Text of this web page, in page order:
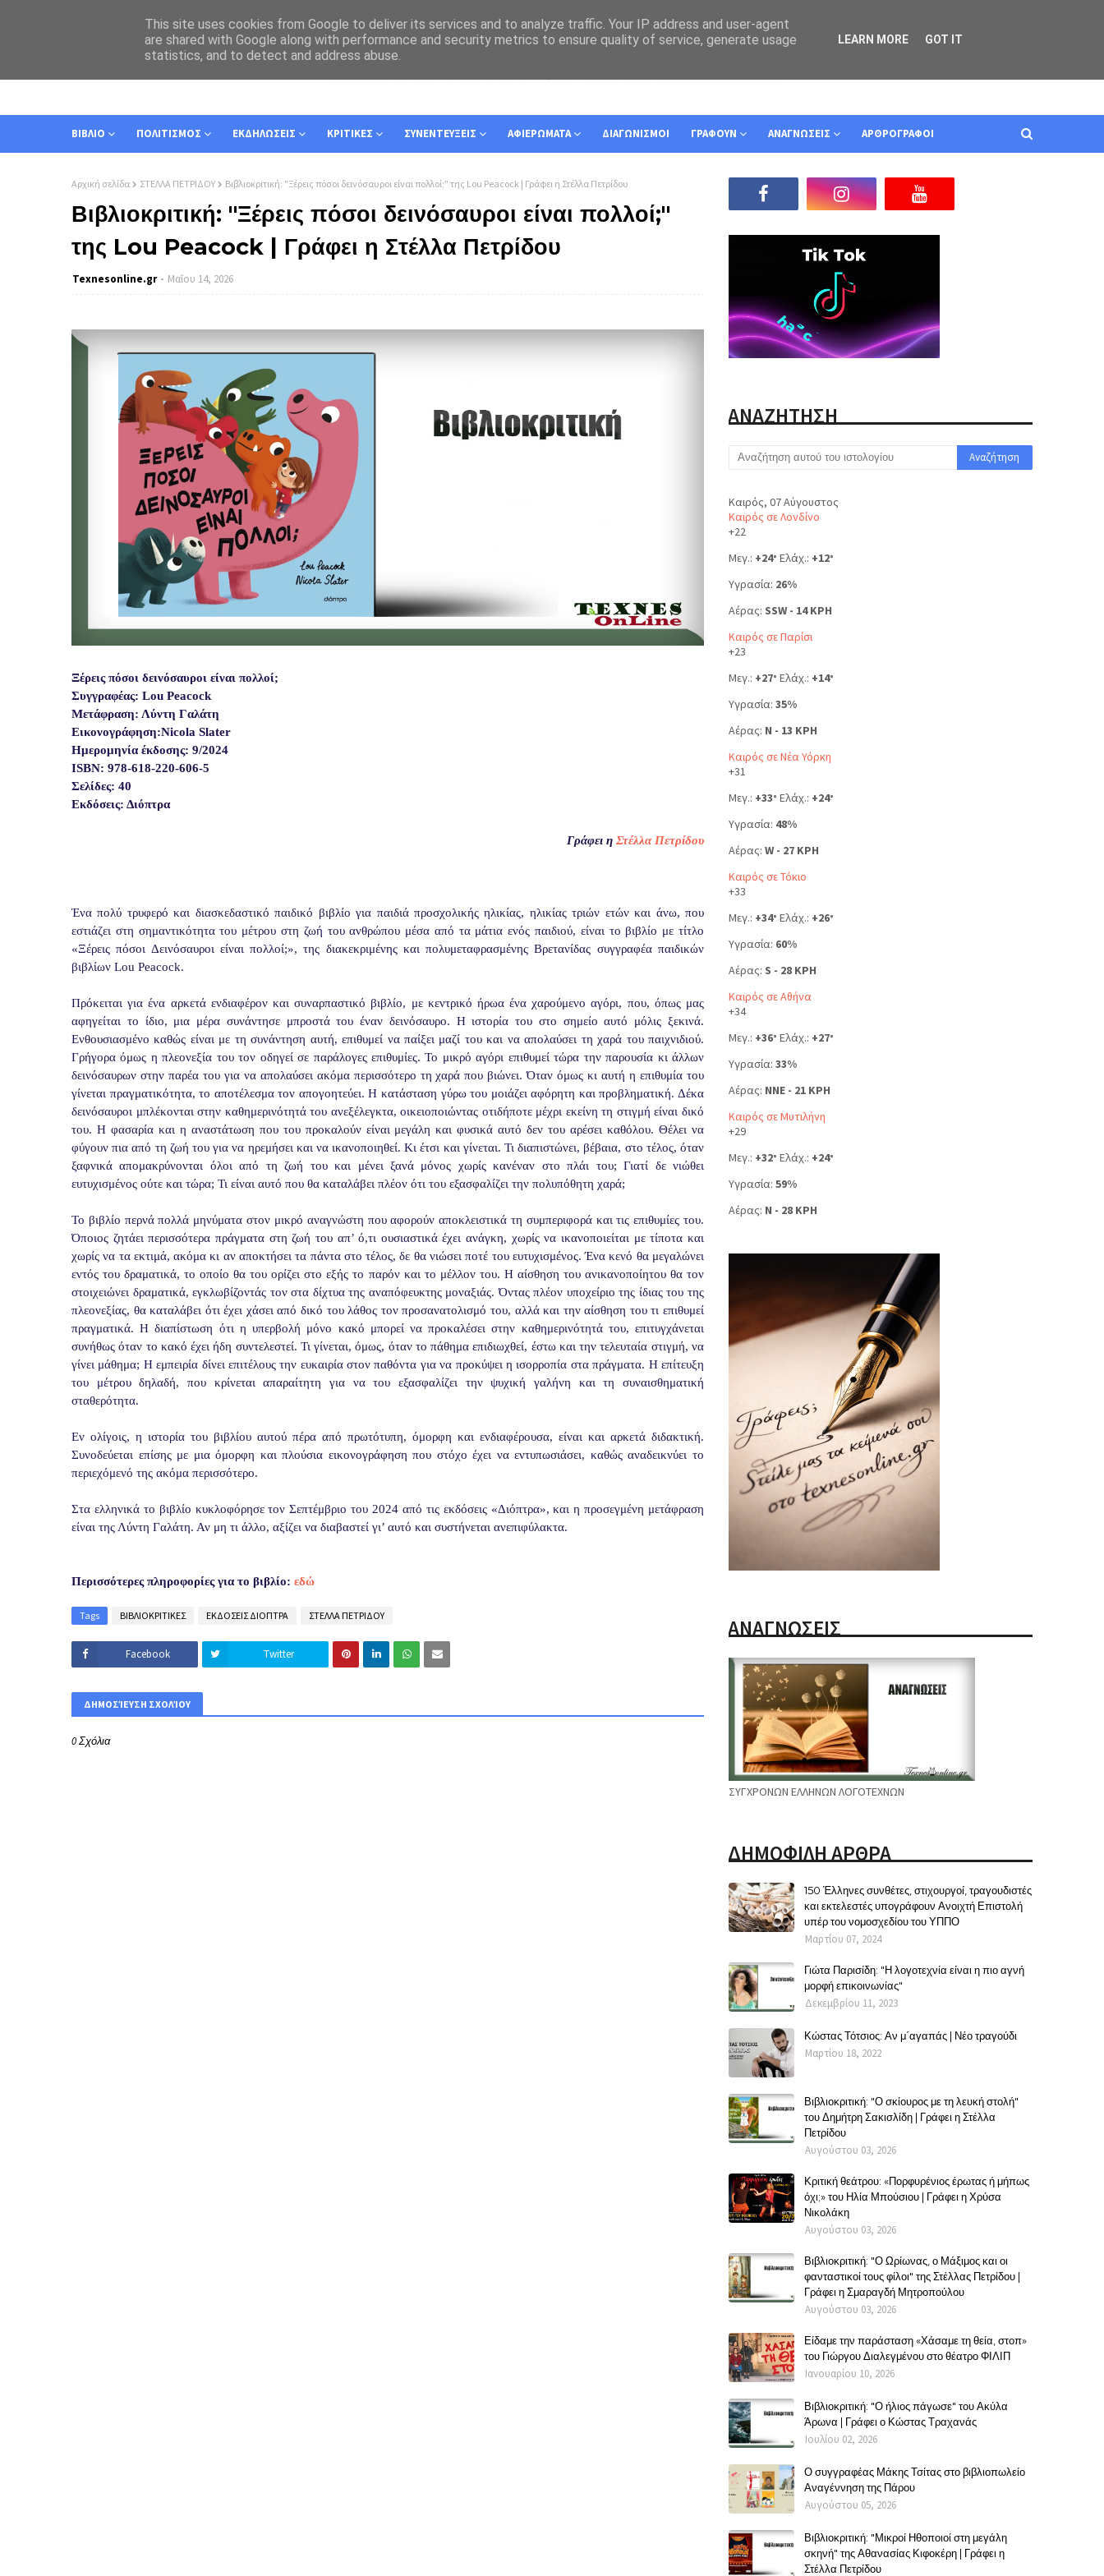
ΣΧΕΤΙΚΑ ΕΠΙΚΟΙΝΩΝΙΑ
ΒΙΒΛΙΟ ΠΟΛΙΤΙΣΜΟΣ ΕΚΔΗΛΩΣΕΙΣ ΚΡΙΤΙΚΕΣ ΣΥΝΕΝΤΕΥΞΕΙΣ ΑΦΙΕΡΩΜΑΤΑ ΔΙΑΓΩΝΙΣΜΟΙ ΓΡΑΦΟΥΝ ΑΝΑΓΝΩΣΕΙΣ ΑΡΘΡΟΓΡΑΦΟΙ
Αρχική σελίδα ΣΤΕΛΛΑ ΠΕΤΡΙΔΟΥ Βιβλιοκριτική: "Ξέρεις πόσοι δεινόσαυροι είναι πολλοί;" της Lou Peacock | Γράφει η Στέλλα Πετρίδου
Βιβλιοκριτική: "Ξέρεις πόσοι δεινόσαυροι είναι πολλοί;"
της Lou Peacock | Γράφει η Στέλλα Πετρίδου
Texnesοnline.gr Μαΐου 14, 2026
Ξέρεις πόσοι δεινόσαυροι είναι πολλοί;
Συγγραφέας: Lou Peacock
Μετάφραση: Λύντη Γαλάτη
Εικονογράφηση:Nicola Slater
Ημερομηνία έκδοσης: 9/2024
ISBN: 978-618-220-606-5
Σελίδες: 40
Εκδόσεις: Διόπτρα
Γράφει η Στέλλα Πετρίδου
Ένα πολύ τρυφερό και διασκεδαστικό παιδικό βιβλίο για παιδιά προσχολικής ηλικίας, ηλικίας τριών ετών και άνω, που
εστιάζει στη σημαντικότητα του μέτρου στη ζωή του ανθρώπου μέσα από τα μάτια ενός παιδιού, είναι το βιβλίο με τίτλο
«Ξέρεις πόσοι Δεινόσαυροι είναι πολλοί;», της διακεκριμένης και πολυμεταφρασμένης Βρετανίδας συγγραφέα παιδικών
βιβλίων Lou Peacock.
Πρόκειται για ένα αρκετά ενδιαφέρον και συναρπαστικό βιβλίο, με κεντρικό ήρωα ένα χαρούμενο αγόρι, που, όπως μας
αφηγείται το ίδιο, μια μέρα συνάντησε μπροστά του έναν δεινόσαυρο. Η ιστορία του στο σημείο αυτό μόλις ξεκινά.
Ενθουσιασμένο καθώς είναι με τη συνάντηση αυτή, επιθυμεί να παίξει μαζί του και να απολαύσει τη χαρά του παιχνιδιού.
Γρήγορα όμως η πλεονεξία του τον οδηγεί σε παράλογες επιθυμίες. Το μικρό αγόρι επιθυμεί τώρα την παρουσία κι άλλων
δεινόσαυρων στην παρέα του για να απολαύσει ακόμα περισσότερο τη χαρά που βιώνει. Όταν όμως κι αυτή η επιθυμία του
γίνεται πραγματικότητα, το αποτέλεσμα τον απογοητεύει. Η κατάσταση γύρω του μοιάζει αφόρητη και προβληματική. Δέκα
δεινόσαυροι μπλέκονται στην καθημερινότητά του ανεξέλεγκτα, οικειοποιώντας οτιδήποτε μέχρι εκείνη τη στιγμή είναι δικό
του. Η φασαρία και η αναστάτωση που του προκαλούν είναι μεγάλη και φυσικά αυτό δεν του αρέσει καθόλου. Θέλει να
φύγουν πια από τη ζωή του για να ηρεμήσει και να ικανοποιηθεί. Κι έτσι και γίνεται. Τι διαπιστώνει, βέβαια, στο τέλος, όταν
ξαφνικά απομακρύνονται όλοι από τη ζωή του και μένει ξανά μόνος χωρίς κανέναν στο πλάι του; Γιατί δε νιώθει
ευτυχισμένος ούτε και τώρα; Τι είναι αυτό που θα καταλάβει πλέον ότι του εξασφαλίζει την πολυπόθητη χαρά;
Το βιβλίο περνά πολλά μηνύματα στον μικρό αναγνώστη που αφορούν αποκλειστικά τη συμπεριφορά και τις επιθυμίες του.
Όποιος ζητάει περισσότερα πράγματα στη ζωή του απ’ ό,τι ουσιαστικά έχει ανάγκη, χωρίς να ικανοποιείται με τίποτα και
χωρίς να τα εκτιμά, ακόμα κι αν αποκτήσει τα πάντα στο τέλος, δε θα νιώσει ποτέ του ευτυχισμένος. Ένα κενό θα μεγαλώνει
εντός του δραματικά, το οποίο θα του ορίζει στο εξής το παρόν και το μέλλον του. Η αίσθηση του ανικανοποίητου θα τον
στοιχειώνει δραματικά, εγκλωβίζοντάς τον στα δίχτυα της αναπόφευκτης μοναξιάς. Όντας πλέον υποχείριο της ίδιας του της
πλεονεξίας, θα καταλάβει ότι έχει χάσει από δικό του λάθος τον προσανατολισμό του, αλλά και την αίσθηση του τι επιθυμεί
πραγματικά. Η διαπίστωση ότι η υπερβολή μόνο κακό μπορεί να προκαλέσει στην καθημερινότητά του, επιτυγχάνεται
συνήθως όταν το κακό έχει ήδη συντελεστεί. Τι γίνεται, όμως, όταν το πάθημα επιδιωχθεί, έστω και την τελευταία στιγμή, να
γίνει μάθημα; Η εμπειρία δίνει επιτέλους την ευκαιρία στον παθόντα για να προκύψει η ισορροπία στα πράγματα. Η επίτευξη
του μέτρου δηλαδή, που κρίνεται απαραίτητη για να του εξασφαλίζει την ψυχική γαλήνη και τη συναισθηματική
σταθερότητα.
Εν ολίγοις, η ιστορία του βιβλίου αυτού πέρα από πρωτότυπη, όμορφη και ενδιαφέρουσα, είναι και αρκετά διδακτική.
Συνοδεύεται επίσης με μια όμορφη και πλούσια εικονογράφηση που στόχο έχει να εντυπωσιάσει, καθώς αναδεικνύει το
περιεχόμενό της ακόμα περισσότερο.
Στα ελληνικά το βιβλίο κυκλοφόρησε τον Σεπτέμβριο του 2024 από τις εκδόσεις «Διόπτρα», και η προσεγμένη μετάφραση
είναι της Λύντη Γαλάτη. Αν μη τι άλλο, αξίζει να διαβαστεί γι’ αυτό και συστήνεται ανεπιφύλακτα.
Περισσότερες πληροφορίες για το βιβλίο: εδώ
Tags ΒΙΒΛΙΟΚΡΙΤΙΚΕΣ ΕΚΔΟΣΕΙΣ ΔΙΟΠΤΡΑ ΣΤΕΛΛΑ ΠΕΤΡΙΔΟΥ
Facebook Twitter
ΔΗΜΟΣΊΕΥΣΗ ΣΧΟΛΊΟΥ
0 Σχόλια
ΑΝΑΖΗΤΗΣΗ
Καιρός, 07 Αύγουστος
Καιρός σε Λονδίνο
+22
Μεγ.: +24° Ελάχ.: +12°
Υγρασία: 26%
Αέρας: SSW - 14 KPH
Καιρός σε Παρίσι
+23
Μεγ.: +27° Ελάχ.: +14°
Υγρασία: 35%
Αέρας: N - 13 KPH
Καιρός σε Νέα Υόρκη
+31
Μεγ.: +33° Ελάχ.: +24°
Υγρασία: 48%
Αέρας: W - 27 KPH
Καιρός σε Τόκιο
+33
Μεγ.: +34° Ελάχ.: +26°
Υγρασία: 60%
Αέρας: S - 28 KPH
Καιρός σε Αθήνα
+34
Μεγ.: +36° Ελάχ.: +27°
Υγρασία: 33%
Αέρας: NNE - 21 KPH
Καιρός σε Μυτιλήνη
+29
Μεγ.: +32° Ελάχ.: +24°
Υγρασία: 59%
Αέρας: N - 28 KPH
ΑΝΑΓΝΩΣΕΙΣ
ΣΥΓΧΡΟΝΩΝ ΕΛΛΗΝΩΝ ΛΟΓΟΤΕΧΝΩΝ
ΔΗΜΟΦΙΛΗ ΑΡΘΡΑ
150 Έλληνες συνθέτες, στιχουργοί, τραγουδιστές
και εκτελεστές υπογράφουν Ανοιχτή Επιστολή
υπέρ του νομοσχεδίου του ΥΠΠΟ
Μαρτίου 07, 2024
Γιώτα Παρισίδη: "Η λογοτεχνία είναι η πιο αγνή
μορφή επικοινωνίας"
Δεκεμβρίου 11, 2023
Κώστας Τότσιος: Αν μ΄αγαπάς | Νέο τραγούδι
Μαρτίου 18, 2022
Βιβλιοκριτική: "Ο σκίουρος με τη λευκή στολή"
του Δημήτρη Σακισλίδη | Γράφει η Στέλλα
Πετρίδου
Αυγούστου 03, 2026
Κριτική θεάτρου: «Πορφυρένιος έρωτας ή μήπως
όχι;» του Ηλία Μπούσιου | Γράφει η Χρύσα
Νικολάκη
Αυγούστου 03, 2026
Βιβλιοκριτική: "Ο Ωρίωνας, ο Μάξιμος και οι
φανταστικοί τους φίλοι" της Στέλλας Πετρίδου |
Γράφει η Σμαραγδή Μητροπούλου
Αυγούστου 03, 2026
Είδαμε την παράσταση «Χάσαμε τη θεία, στοπ»
του Γιώργου Διαλεγμένου στο θέατρο ΦΙΛΙΠ
Ιανουαρίου 10, 2026
Βιβλιοκριτική: "Ο ήλιος πάγωσε" του Ακύλα
Άρωνα | Γράφει ο Κώστας Τραχανάς
Ιουλίου 02, 2026
Ο συγγραφέας Μάκης Τσίτας στο βιβλιοπωλείο
Αναγέννηση της Πάρου
Αυγούστου 05, 2026
Βιβλιοκριτική: "Μικροί Ηθοποιοί στη μεγάλη
σκηνή" της Αθανασίας Κιφοκέρη | Γράφει η
Στέλλα Πετρίδου
This site uses cookies from Google to deliver its services and to analyze traffic. Your IP address and user-agent
are shared with Google along with performance and security metrics to ensure quality of service, generate usage
statistics, and to detect and address abuse.
LEARN MORE GOT IT